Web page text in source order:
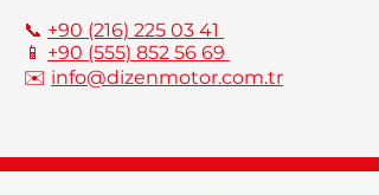
📞 +90 (216) 225 03 41
📱 +90 (555) 852 56 69
✉️ info@dizenmotor.com.tr